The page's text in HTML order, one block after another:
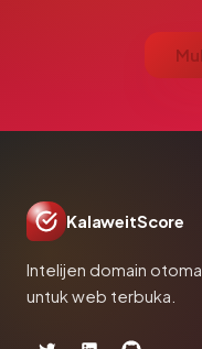
KalaweitScore
Intelijen domain
untuk web terbuka.